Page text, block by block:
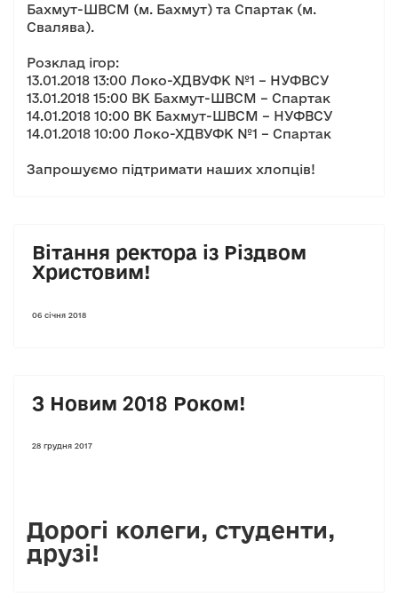
Бахмут-ШВСМ (м. Бахмут) та Спартак (м.
Свалява).
Розклад ігор:
13.01.2018 13:00 Локо-ХДВУФК №1 – НУФВСУ
13.01.2018 15:00 ВК Бахмут-ШВСМ – Спартак
14.01.2018 10:00 ВК Бахмут-ШВСМ – НУФВСУ
14.01.2018 10:00 Локо-ХДВУФК №1 – Спартак
Запрошуємо підтримати наших хлопців!
Вітання ректора із Різдвом
Христовим!
06 січня 2018
З Новим 2018 Роком!
28 грудня 2017
Дорогі колеги, студенти,
друзі!